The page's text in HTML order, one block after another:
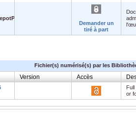
Demander un
tiré à part
Fichier(s) numérisé(s) par les
Version Accès
or